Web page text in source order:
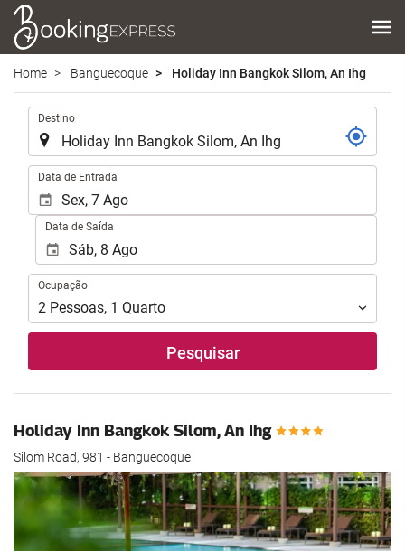
Home Banguecoque Holiday Inn Bangkok Silom, An Ihg
Destino
Data de Entrada
Data de Saída
Ocupação
Ocupação
2 Pessoas, 1 Quarto
Pesquisar
Holiday Inn Bangkok Silom, An Ihg
Silom Road, 981 - Banguecoque